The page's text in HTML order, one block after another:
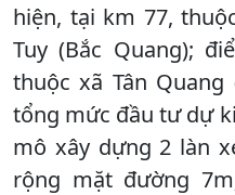
hiện, tại km 77,
Tuy (Bắc Quang);
thuộc xã Tân
tổng mức đầu tư dự
mô xây dựng 2 làn
rộng mặt đường